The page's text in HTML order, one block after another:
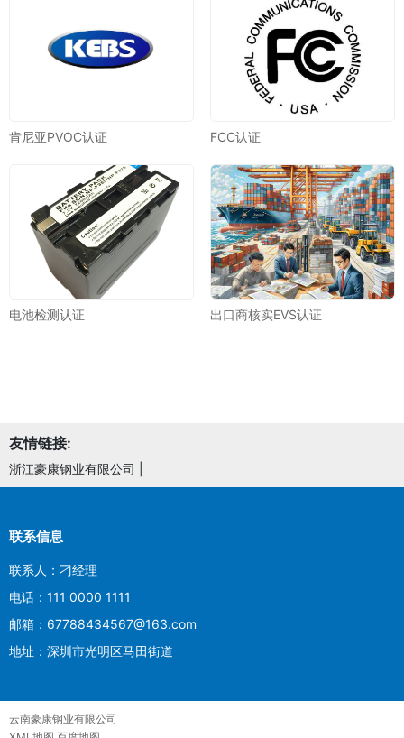
肯尼亚PVOC认证 FCC认证
电池检测认证 出口商核实EVS认证
友情链接:
浙江豪康钢业有限公司
联系信息
联系人：刁经理
电话：111 0000 1111
邮箱：67788434567@163.com
地址：深圳市光明区马田街道
云南豪康钢业有限公司